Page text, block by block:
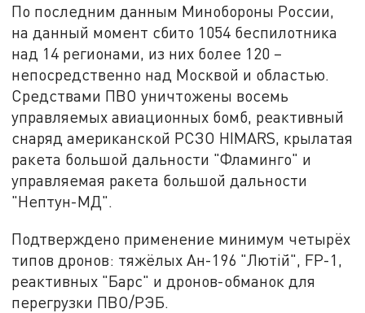
По последним данным Минобороны России,
на данный момент сбито 1054 беспилотника
над 14 регионами, из них более 120 –
непосредственно над Москвой и областью.
Средствами ПВО уничтожены восемь
управляемых авиационных бомб, реактивный
снаряд американской РСЗО HIMARS, крылатая
ракета большой дальности "Фламинго" и
управляемая ракета большой дальности
"Нептун-МД".
Подтверждено применение минимум четырёх
типов дронов: тяжёлых Ан-196 "Лютiй", FP-1,
реактивных "Барс" и дронов-обманок для
перегрузки ПВО/РЭБ.